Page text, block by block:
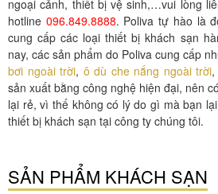
ngoại cảnh, thiết bị vệ sinh,…vui lòng
hotline 096.849.8888. Poliva tự hào là
cung cấp các loại thiết bị khách sạn
nay, các sản phẩm do Poliva cung cấp
bơi ngoài trời, ô dù che nắng ngoài trời,
sản xuất bằng công nghệ hiện đại, nên
lại rẻ, vì thế không có lý do gì mà bạn
thiết bị khách sạn tại công ty chúng tôi.
SẢN PHẨM KHÁCH SẠN